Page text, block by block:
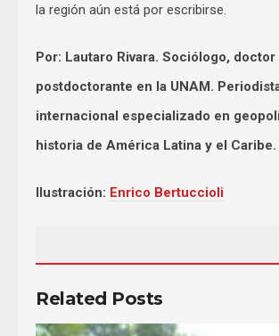
la región aún está por escribirse.
Por: Lautaro Rivara. Sociólogo,
postdoctorante en la UNAM.
internacional especializado en
historia de América Latina y el Caribe.
Ilustración: Enrico Bertuccioli
Related Posts